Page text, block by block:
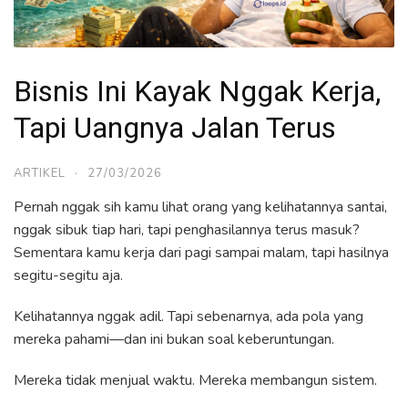
Bisnis Ini Kayak Nggak Kerja,
Tapi Uangnya Jalan Terus
ARTIKEL · 27/03/2026
Pernah nggak sih kamu lihat orang yang kelihatannya santai,
nggak sibuk tiap hari, tapi penghasilannya terus masuk?
Sementara kamu kerja dari pagi sampai malam, tapi hasilnya
segitu-segitu aja.
Kelihatannya nggak adil. Tapi sebenarnya, ada pola yang
mereka pahami—dan ini bukan soal keberuntungan.
Mereka tidak menjual waktu. Mereka membangun sistem.